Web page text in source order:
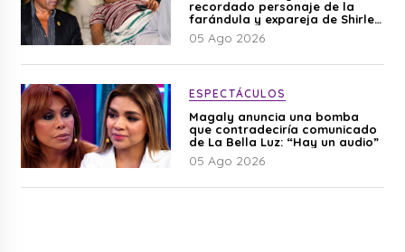
recordado personaje de la
farándula y expareja de Shirley
Cherres
05 Ago 2026
ESPECTÁCULOS
Magaly anuncia una bomba
que contradeciría comunicado
de La Bella Luz: “Hay un audio”
05 Ago 2026